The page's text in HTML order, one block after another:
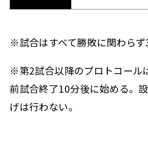
※試合はすべて勝敗に関わらず
※第2試合以降のプロトコール
前試合終了10分後に始める。
げは行わない。